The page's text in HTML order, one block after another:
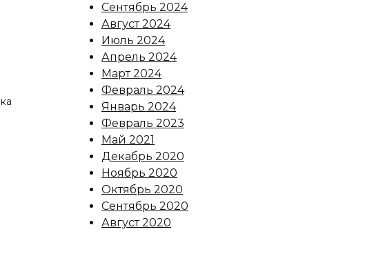
Сентябрь 2024
Август 2024
Июль 2024
Апрель 2024
Март 2024
Февраль 2024
Январь 2024
Февраль 2023
Май 2021
Декабрь 2020
Ноябрь 2020
Октябрь 2020
Сентябрь 2020
Август 2020